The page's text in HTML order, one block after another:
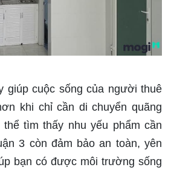
giúp cuộc sống của người thuê
khi chỉ cần di chuyển quãng
tìm thấy nhu yếu phẩm cần
3 còn đảm bảo an toàn, yên
bạn có được môi trường sống